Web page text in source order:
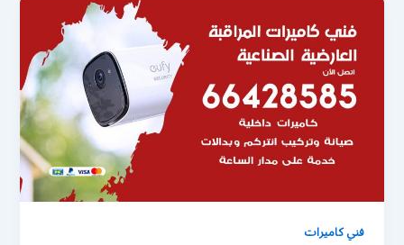
فني كاميرات